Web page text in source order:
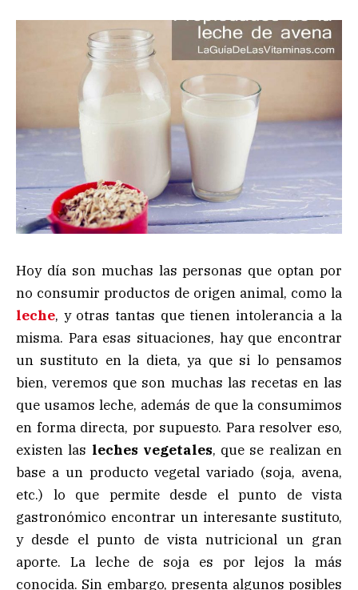
Hoy día son muchas las personas que optan por
no consumir productos de origen animal, como la
leche, y otras tantas que tienen intolerancia a la
misma. Para esas situaciones, hay que encontrar
un sustituto en la dieta, ya que si lo pensamos
bien, veremos que son muchas las recetas en las
que usamos leche, además de que la consumimos
en forma directa, por supuesto. Para resolver eso,
existen las leches vegetales, que se realizan en
base a un producto vegetal variado (soja, avena,
etc.) lo que permite desde el punto de vista
gastronómico encontrar un interesante sustituto,
y desde el punto de vista nutricional un gran
aporte. La leche de soja es por lejos la más
conocida. Sin embargo, presenta algunos posibles